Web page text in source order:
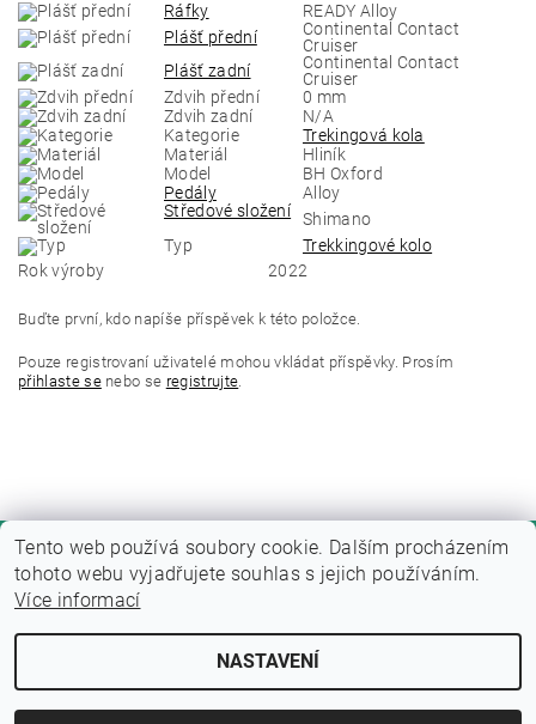
Ráfky
READY Alloy
Plášť přední
Continental Contact
Cruiser
Plášť zadní
Continental Contact
Cruiser
Zdvih přední
0 mm
Zdvih zadní
N/A
Kategorie
Trekingová kola
Materiál
Hliník
Model
BH Oxford
Pedály
Alloy
Středové složení
Shimano
Typ
Trekkingové kolo
Rok výroby
2022
Buďte první, kdo napíše příspěvek k této položce.
Pouze registrovaní uživatelé mohou vkládat příspěvky. Prosím
přihlaste senebo se registrujte.
2026 © Fitness zone, všechna práva vyhrazenaUpravit nastavení cookies
Tento web používá soubory cookie. Dalším procházením
tohoto webu vyjadřujete souhlas s jejich používáním.
Více informací
NASTAVENÍ